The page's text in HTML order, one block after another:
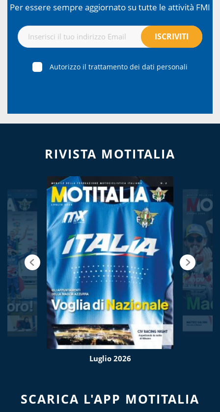
Per essere sempre aggiornato su tutte le attività FMI
Autorizzo il trattamento dei dati personali
RIVISTA MOTITALIA
Luglio 2026
SCARICA L'APP MOTITALIA